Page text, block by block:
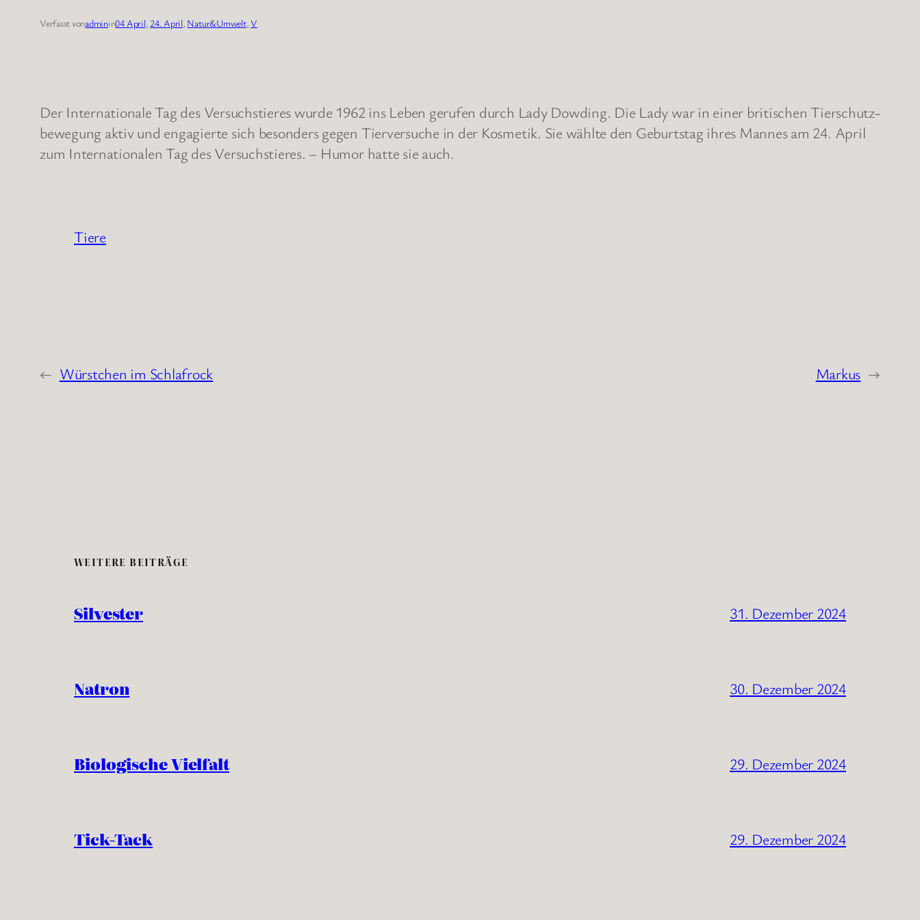
Verfasst vonadminin04 April, 24. April, Natur&Umwelt, V
Der Internationale Tag des Versuchstieres wurde 1962 ins Leben gerufen durch Lady Dowding. Die Lady war in einer britischen Tierschutz-
bewegung aktiv und engagierte sich besonders gegen Tierversuche in der Kosmetik. Sie wählte den Geburtstag ihres Mannes am 24. April
zum Internationalen Tag des Versuchstieres. – Humor hatte sie auch.
Tiere
← Würstchen im Schlafrock Markus →
WEITERE BEITRÄGE
Silvester 31. Dezember 2024
Natron 30. Dezember 2024
Biologische Vielfalt 29. Dezember 2024
Tick-Tack 29. Dezember 2024